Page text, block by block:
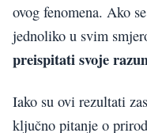
ovog fenomena. Ako
jednoliko u svim
preispitati svoje
Iako su ovi rezultati
ključno pitanje o